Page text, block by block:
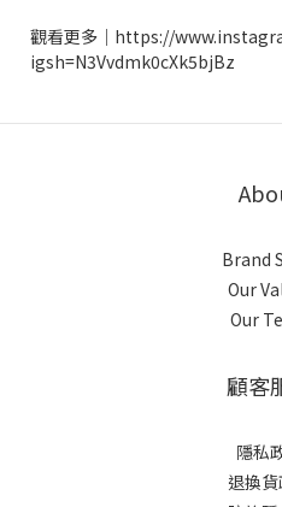
觀看更多｜https://
igsh=N3Vvdmk0cXk5bjBz
Brand
Our
Our
顧客
隱私
退換